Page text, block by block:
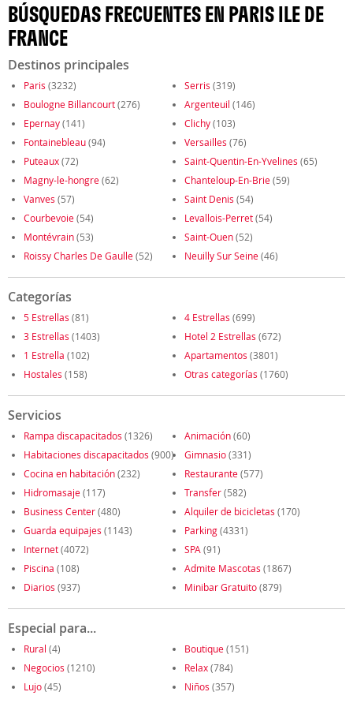
BÚSQUEDAS FRECUENTES EN PARIS ILE DE
FRANCE
Destinos principales
Paris (3232) Serris (319)
Boulogne Billancourt(276) Argenteuil (146)
Epernay(141) Clichy(103)
Fontainebleau(94) Versailles (76)
Puteaux(72) Saint-Quentin-En-Yvelines (65)
Magny-le-hongre(62) Chanteloup-En-Brie(59)
Vanves (57) Saint Denis (54)
Courbevoie(54) Levallois-Perret(54)
Montévrain(53) Saint-Ouen(52)
Roissy Charles De Gaulle(52) Neuilly Sur Seine(46)
Categorías
5 Estrellas (81) 4 Estrellas (699)
3 Estrellas (1403) Hotel 2 Estrellas (672)
1 Estrella (102) Apartamentos (3801)
Hostales (158) Otras categorías (1760)
Servicios
Rampa discapacitados (1326) Animación(60)
Habitaciones discapacitados (900) Gimnasio(331)
Cocina en habitación(232) Restaurante(577)
Hidromasaje(117) Transfer(582)
Business Center(480) Alquiler de bicicletas (170)
Guarda equipajes (1143) Parking(4331)
Internet(4072) SPA (91)
Piscina (108) Admite Mascotas (1867)
Diarios (937) Minibar Gratuito(879)
Especial para...
Rural (4) Boutique(151)
Negocios (1210) Relax(784)
Lujo(45) Niños (357)